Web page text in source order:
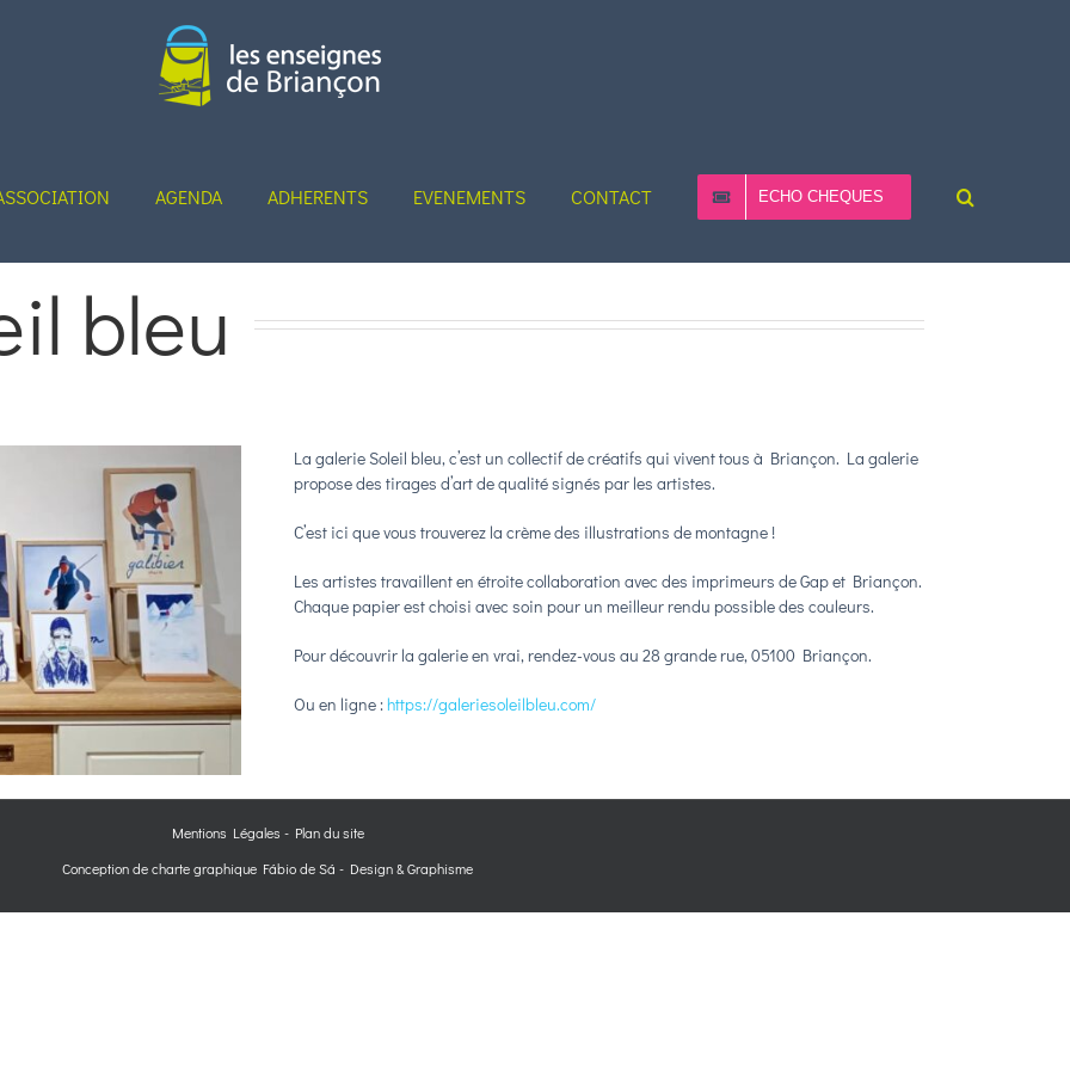
AGENDA ADHERENTS EVENEMENTS CONTACT ECHO CHEQUES
bleu
La galerie Soleil bleu, c’est un collectif de créatifs qui vivent tous à Briançon. La galerie
propose des tirages d’art de qualité signés par les artistes.
C’est ici que vous trouverez la crème des illustrations de montagne !
Les artistes travaillent en étroite collaboration avec des imprimeurs de Gap et Briançon.
Chaque papier est choisi avec soin pour un meilleur rendu possible des couleurs.
Pour découvrir la galerie en vrai, rendez-vous au 28 grande rue, 05100 Briançon.
Ou en ligne :https://galeriesoleilbleu.com/
Mentions Légales - Plan du site
Conception de charte graphique Fábio de Sá - Design & Graphisme